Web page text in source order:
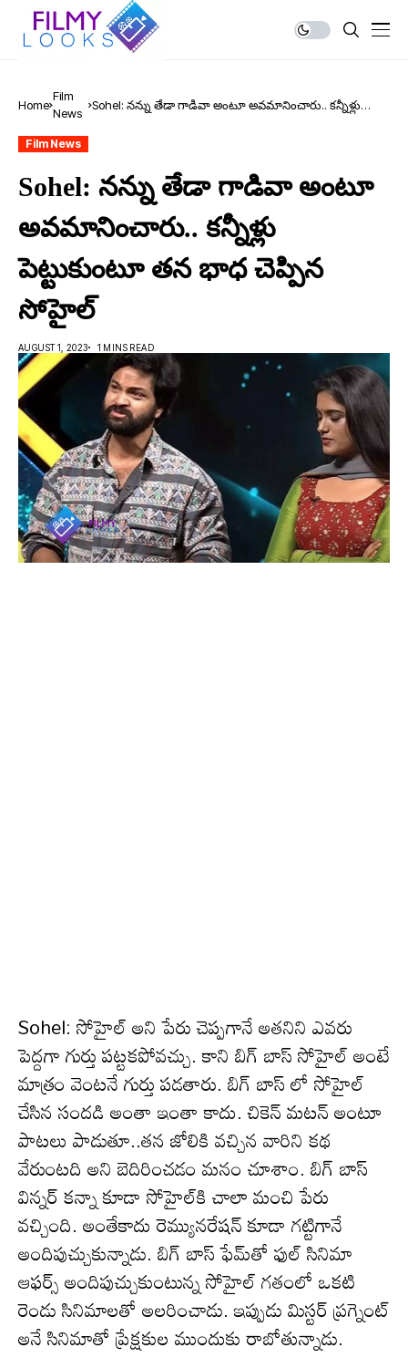
Home
Film
News
Sohel: నన్ను తేడా గాడివా అంటూ అవమానించారు.. కన్నీళ్లు
Film News
Sohel: నన్ను తేడా గాడివా అంటూ
అవమానించారు.. కన్నీళ్లు
పెట్టుకుంటూ తన భాధ చెప్పిన
సోహైల్
AUGUST 1, 2023 1 MINS READ
Sohel: సోహైల్ అని పేరు చెప్పగానే అతనిని ఎవ‌రు
పెద్ద‌గా గుర్తు ప‌ట్ట‌క‌పోవ‌చ్చు. కాని బిగ్ బాస్ సోహైల్ అంటే
మాత్రం వెంట‌నే గుర్తు ప‌డతారు. బిగ్ బాస్ లో సోహైల్
చేసిన సంద‌డి అంతా ఇంతా కాదు. చికెన్ మ‌ట‌న్ అంటూ
పాట‌లు పాడుతూ..త‌న జోలికి వ‌చ్చిన వారిని క‌థ
వేరుంట‌ది అని బెదిరించ‌డం మ‌నం చూశాం. బిగ్ బాస్
విన్న‌ర్ క‌న్నా కూడా సోహైల్‌కి చాలా మంచి పేరు
వ‌చ్చింది. అంతేకాదు రెమ్యున‌రేష‌న్ కూడా గ‌ట్టిగానే
అందిపుచ్చుకున్నాడు. బిగ్ బాస్ ఫేమ్‌తో ఫుల్ సినిమా
ఆఫ‌ర్స్ అందిపుచ్చుకుంటున్న సోహైల్ గ‌తంలో ఒకటి
రెండు సినిమాల‌తో అల‌రించాడు. ఇప్పుడు మిస్టర్ ప్రగ్నెంట్
అనే సినిమాతో ప్రేక్షకుల ముందుకు రాబోతున్నాడు.